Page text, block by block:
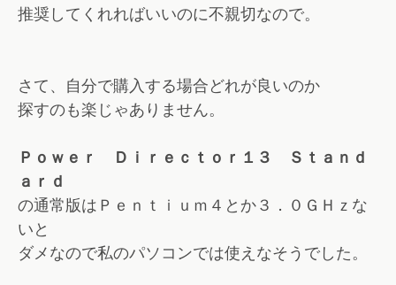
推奨してくれればいいのに不親切なので。
さて、自分で購入する場合どれが良いのか
探すのも楽じゃありません。
Ｐｏｗｅｒ Ｄｉｒｅｃｔｏｒ１３ Ｓｔａｎｄ
ａｒｄ
の通常版はＰｅｎｔｉｕｍ４とか３．０ＧＨｚな
いと
ダメなので私のパソコンでは使えなそうでした。